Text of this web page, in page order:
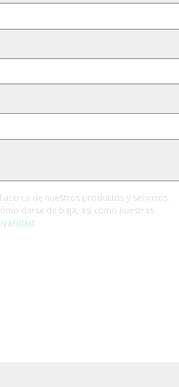
de nuestros productos y servicios.
darse de baja, así como nuestras